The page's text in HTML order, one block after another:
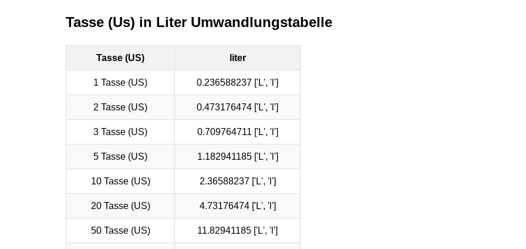
Tasse (Us) in Liter Umwandlungstabelle
Tasse (US) liter
1 Tasse (US) 0.236588237 ['L', 'l']
2 Tasse (US) 0.473176474 ['L', 'l']
3 Tasse (US) 0.709764711 ['L', 'l']
5 Tasse (US) 1.182941185 ['L', 'l']
10 Tasse (US) 2.36588237 ['L', 'l']
20 Tasse (US) 4.73176474 ['L', 'l']
50 Tasse (US) 11.82941185 ['L', 'l']